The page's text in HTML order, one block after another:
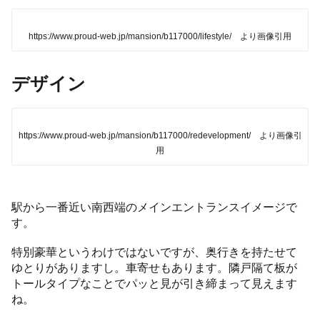
https://www.proud-web.jp/mansion/b117000/lifestyle/ より画像引用
デザイン
https://www.proud-web.jp/mansion/b117000/redevelopment/ より画像引
用
駅から一番近い南西端のメインエントランスイメージで
す。
特別豪華というわけではないですが、奥行きを持たせて
ゆとりがありますし。車寄せもあります。隣戸隔て板が
トールタイプなことでパッと見が引き締まって見えます
ね。